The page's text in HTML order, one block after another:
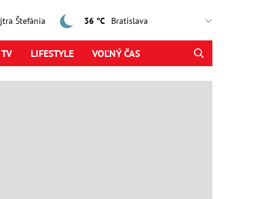
Štefánia 36 °C
LIFESTYLE VOĽNÝ ČAS